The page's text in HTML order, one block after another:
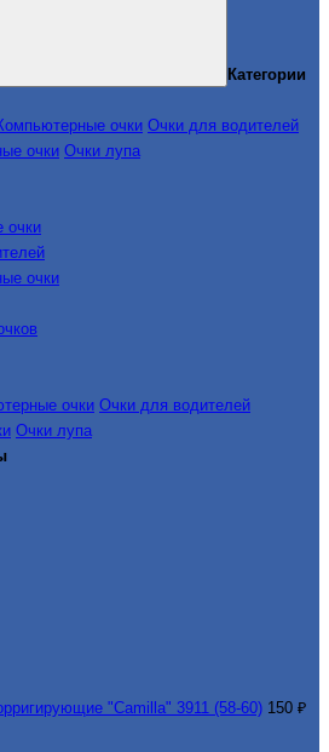
Категории
очки Очки для водителей
очки Очки лупа
очки
очки
очки Очки для водителей
Очки лупа
"Camilla" 3911 (58-60) 150 ₽